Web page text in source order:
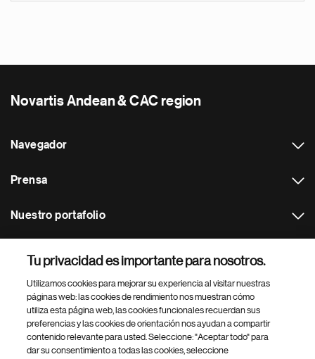
Novartis Andean & CAC region
Navegador
Prensa
Nuestro portafolio
Footer Site Search
Tu privacidad es importante para nosotros.
Utilizamos cookies para mejorar su experiencia al visitar nuestras
páginas web: las cookies de rendimiento nos muestran cómo
utiliza esta página web, las cookies funcionales recuerdan sus
preferencias y las cookies de orientación nos ayudan a compartir
contenido relevante para usted. Seleccione: "Aceptar todo" para
dar su consentimiento a todas las cookies, seleccione